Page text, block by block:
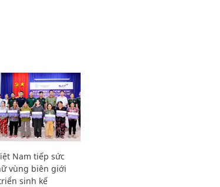
Nam tiếp sức
vùng biên giới
sinh kế